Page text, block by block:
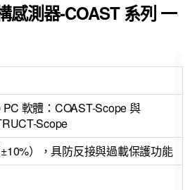
感測器-COAST 系列 一
軟體：COAST-Scope 與
Scope
），具防反接與過載保護功能